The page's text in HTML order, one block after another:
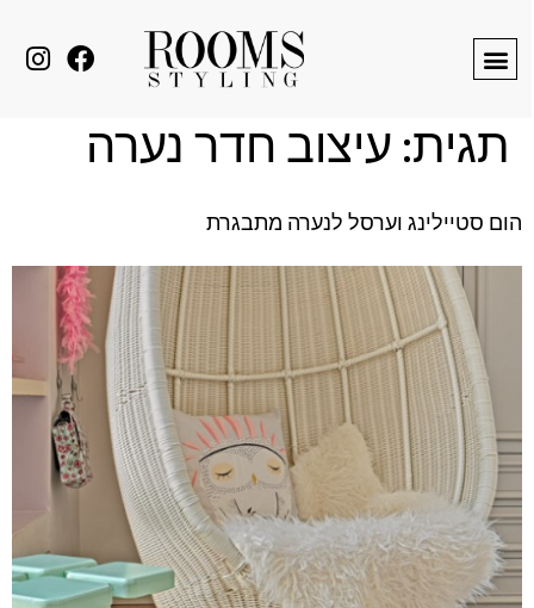
תגית:עיצוב חדר נערה
הום סטיילינג וערסל לנערה מתבגרת